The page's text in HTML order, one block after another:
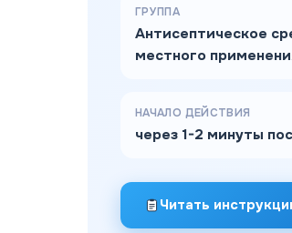
ГРУППА
Антисептическое
местного
НАЧАЛО ДЕЙСТВИЯ
через 1-2 минуты
Читать